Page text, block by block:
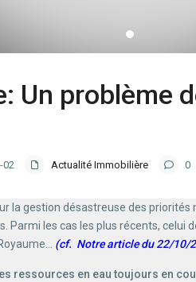
Un problème
02 Actualité Immobilière 0
la gestion désastreuse des
Parmi les cas les plus récents, celui
(cf. Notre article du 22/10/
ressources en eau toujours en